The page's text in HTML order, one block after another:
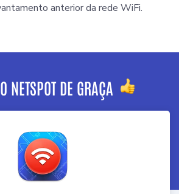
anterior da rede WiFi.
NETSPOT DE GRAÇA